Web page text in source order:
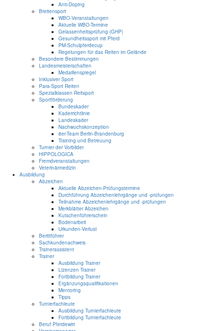
Anti-Doping
Breitensport
WBO-Veranstaltungen
Aktuelle WBO-Termine
Gelassenheitsprüfung (GHP)
Gesundheitssport mit Pferd
PM-Schulpferdecup
Regelungen für das Reiten im Gelände
Besondere Bestimmungen
Landesmeisterschaften
Medaillenspiegel
Inklusiver Sport
Para-Sport Reiten
Spezialklassen Reitsport
Sportförderung
Bundeskader
Kaderrichtlinie
Landeskader
Nachwuchskonzeption
8er-Team Berlin-Brandenburg
Training und Betreuung
Turnier der Vorbilder
HIPPOLOGICA
Fremdveranstaltungen
Veterinärmedizin
Ausbildung
Abzeichen
Aktuelle Abzeichen-Prüfungstermine
Durchführung Abzeichenlehrgänge und -prüfungen
Teilnahme Abzeichenlehrgänge und -prüfungen
Merkblätter Abzeichen
Kutschenführerschein
Bodenarbeit
Urkunden-Verlust
Berittführer
Sachkundenachweis
Trainerassistent
Trainer
Ausbildung Trainer
Lizenzen Trainer
Fortbildung Trainer
Ergänzungsqualifikationen
Mentoring
Tipps
Turnierfachleute
Ausbildung Turnierfachleute
Fortbildung Turnierfachleute
Beruf Pferdewirt